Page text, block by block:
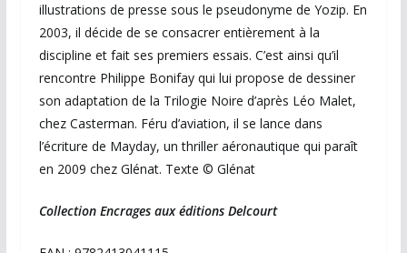
illustrations de presse sous le pseudonyme de Yozip. En
2003, il décide de se consacrer entièrement à la
discipline et fait ses premiers essais. C’est ainsi qu’il
rencontre Philippe Bonifay qui lui propose de dessiner
son adaptation de la Trilogie Noire d’après Léo Malet,
chez Casterman. Féru d’aviation, il se lance dans
l’écriture de Mayday, un thriller aéronautique qui paraît
en 2009 chez Glénat. Texte © Glénat
Collection Encrages aux éditions Delcourt